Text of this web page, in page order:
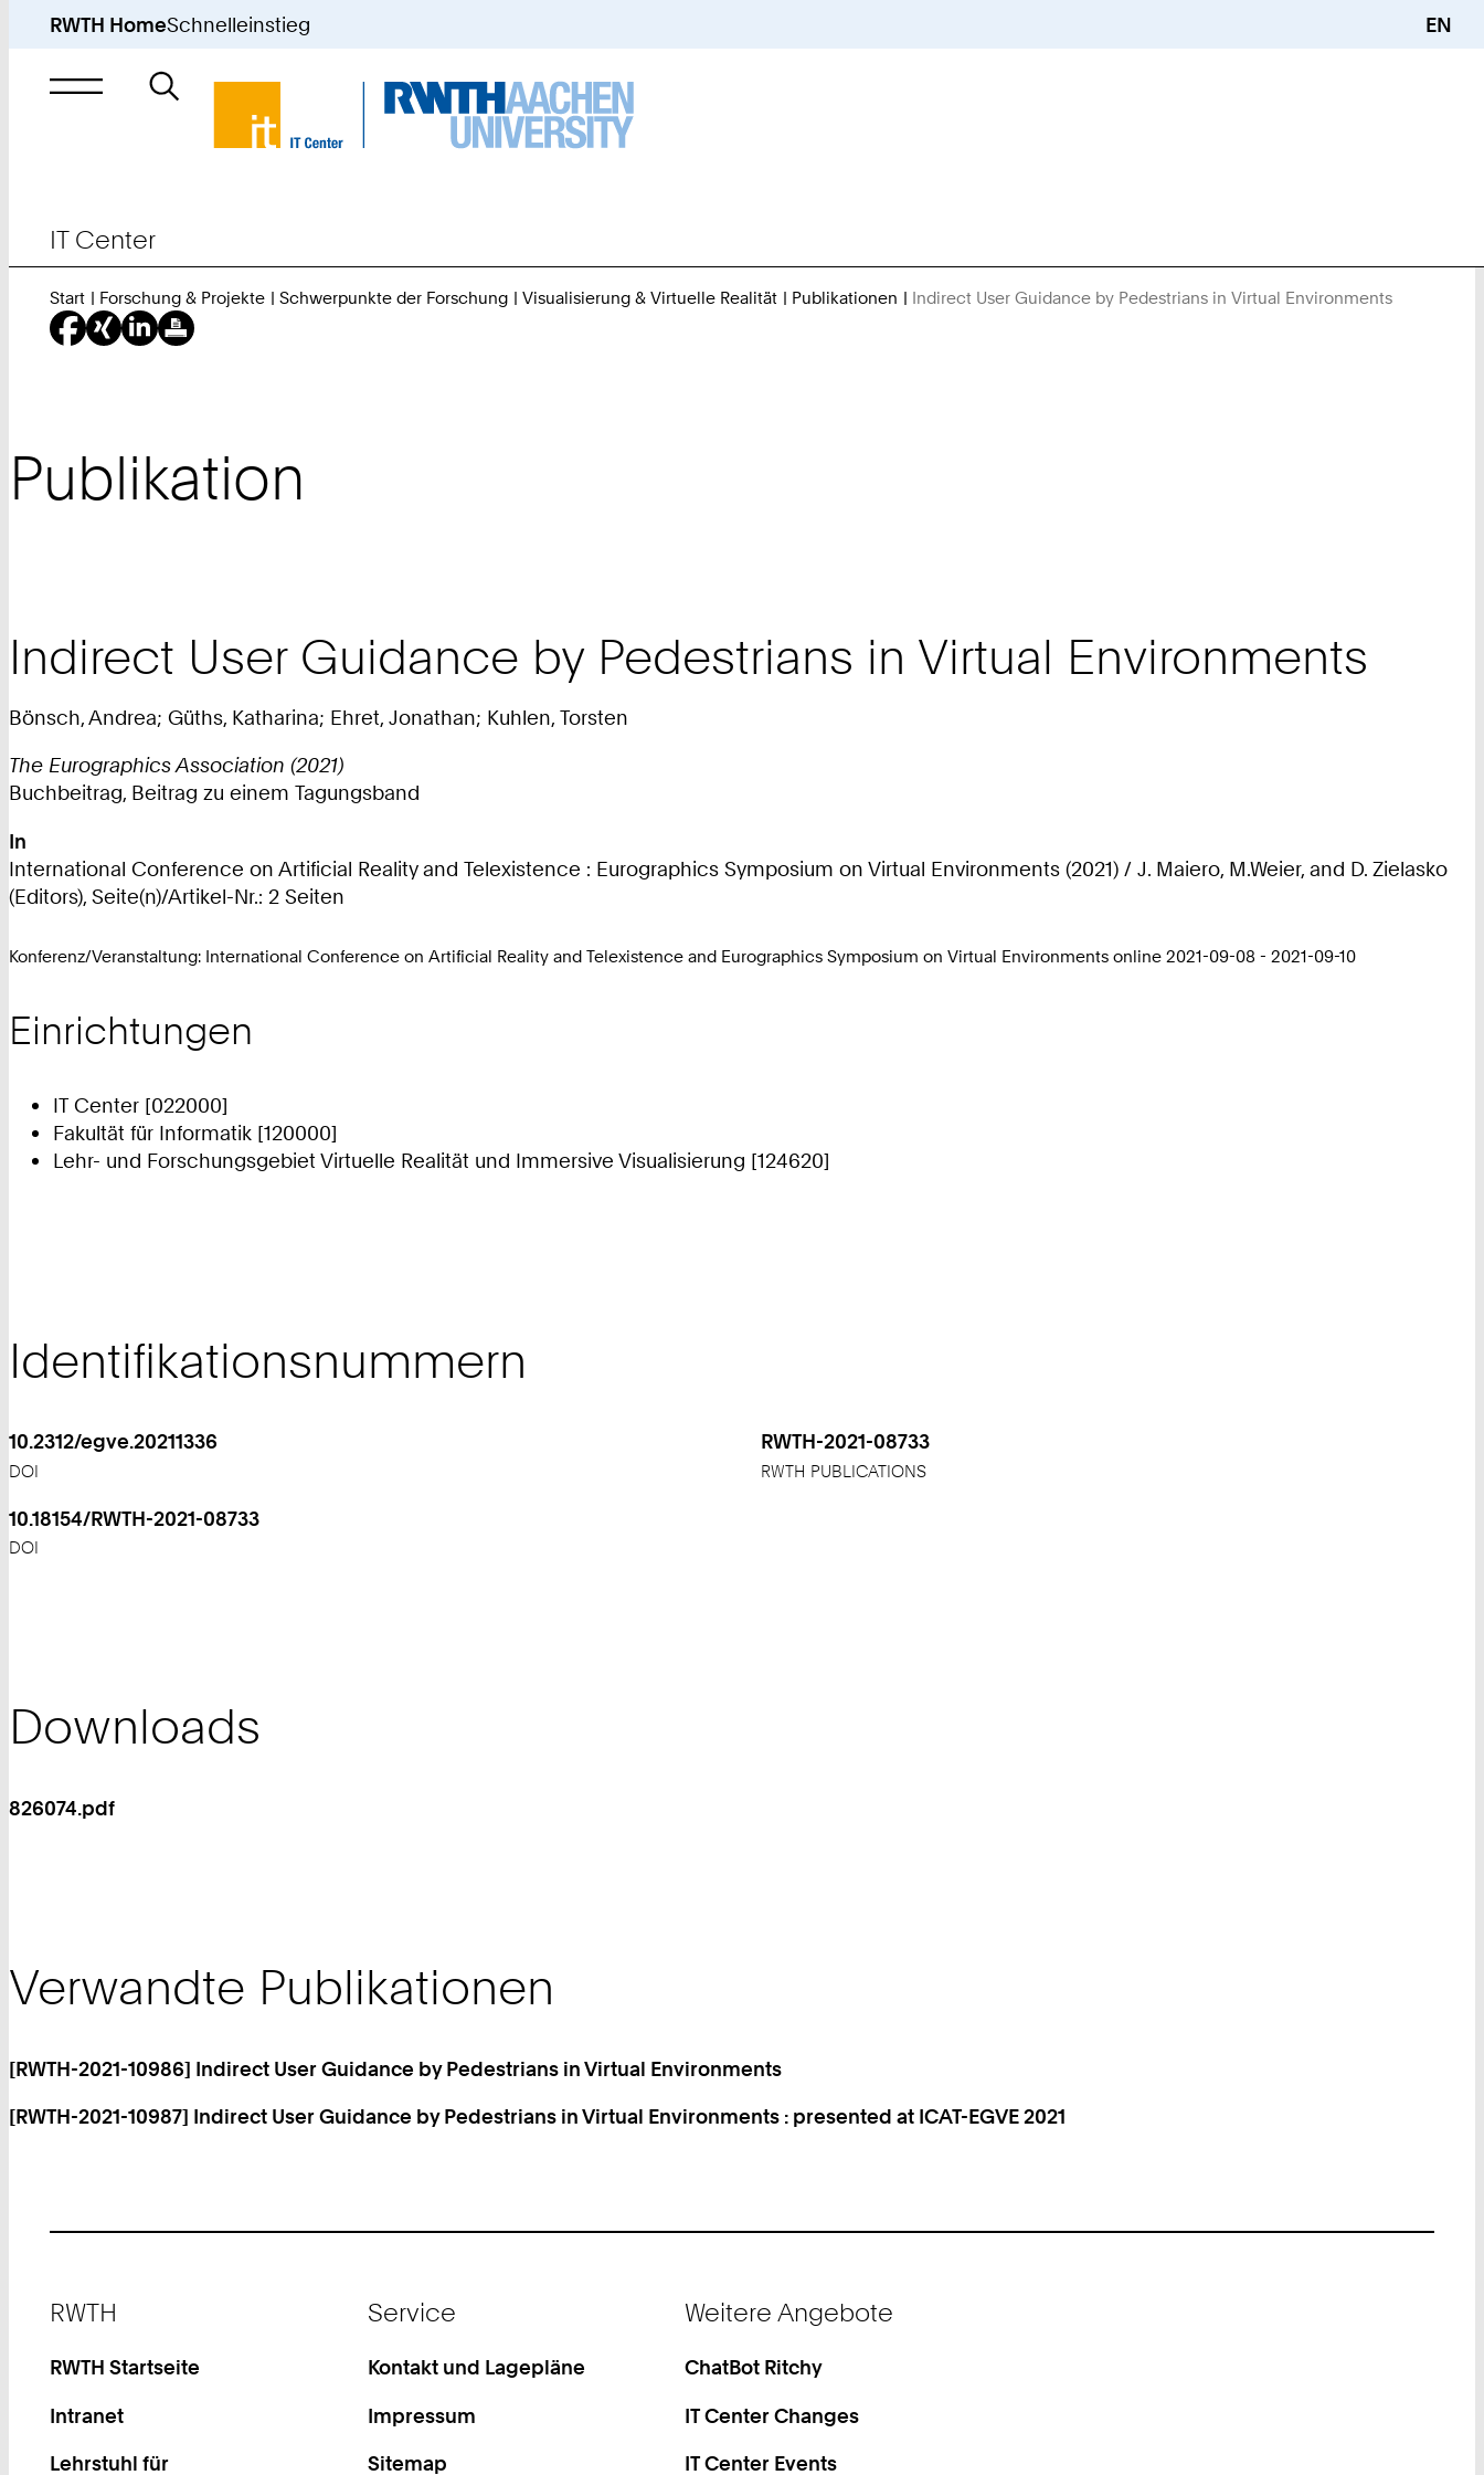
RWTH HomeSchnelleinstieg EN
Suche
nach
IT Center
Start Forschung & Projekte Schwerpunkte der Forschung Visualisierung & Virtuelle Realität Publikationen Indirect User Guidance by Pedestrians in Virtual Environments
Publikation
Indirect User Guidance by Pedestrians in Virtual Environments
Bönsch, Andrea; Güths, Katharina; Ehret, Jonathan; Kuhlen, Torsten
The Eurographics Association (2021)
Buchbeitrag, Beitrag zu einem Tagungsband
In
International Conference on Artificial Reality and Telexistence : Eurographics Symposium on Virtual Environments (2021) / J. Maiero, M.Weier, and D. Zielasko
(Editors), Seite(n)/Artikel-Nr.: 2 Seiten
Konferenz/Veranstaltung: International Conference on Artificial Reality and Telexistence and Eurographics Symposium on Virtual Environments online 2021-09-08 - 2021-09-10
Einrichtungen
IT Center [022000]
Fakultät für Informatik [120000]
Lehr- und Forschungsgebiet Virtuelle Realität und Immersive Visualisierung [124620]
Identifikationsnummern
10.2312/egve.20211336
DOI
10.18154/RWTH-2021-08733
DOI
RWTH-2021-08733
RWTH PUBLICATIONS
Downloads
826074.pdf
Verwandte Publikationen
[RWTH-2021-10986] Indirect User Guidance by Pedestrians in Virtual Environments
[RWTH-2021-10987] Indirect User Guidance by Pedestrians in Virtual Environments : presented at ICAT-EGVE 2021
RWTH
RWTH Startseite
Intranet
Lehrstuhl für
Service
Kontakt und Lagepläne
Impressum
Sitemap
Weitere Angebote
ChatBot Ritchy
IT Center Changes
IT Center Events